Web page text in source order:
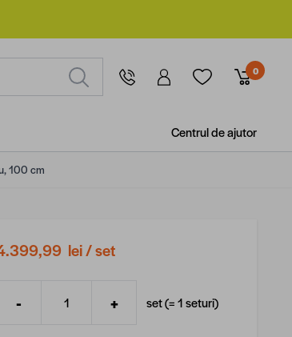
0
Centrul de ajutor
100 cm
lei/ set
Cantitate
- + set (=1seturi)